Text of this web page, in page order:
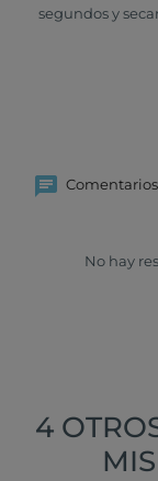
segundos y
No hay
4